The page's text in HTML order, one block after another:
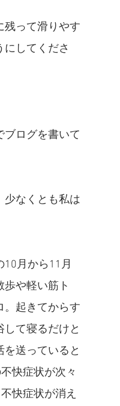
残って滑りやす
してくださ
ブログを書いて
少なくとも私は
月から11月
や軽い筋ト
。起きてからす
て寝るだけと
送っていると
快症状が次々
快症状が消え